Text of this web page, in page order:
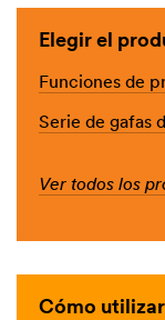
Elegir el
Funciones de
Serie de gafas
Ver todos los
Cómo